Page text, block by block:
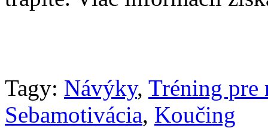
Tagy: Návýky, Tréning pre
Sebamotivácia, Koučing